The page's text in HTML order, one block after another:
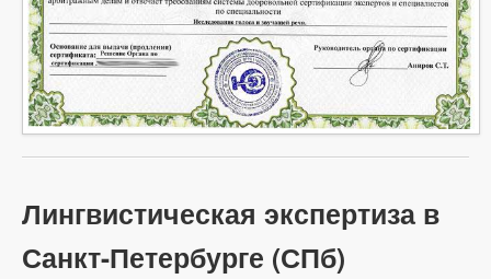
Лингвистическая экспертиза в
Санкт-Петербурге (СПб)